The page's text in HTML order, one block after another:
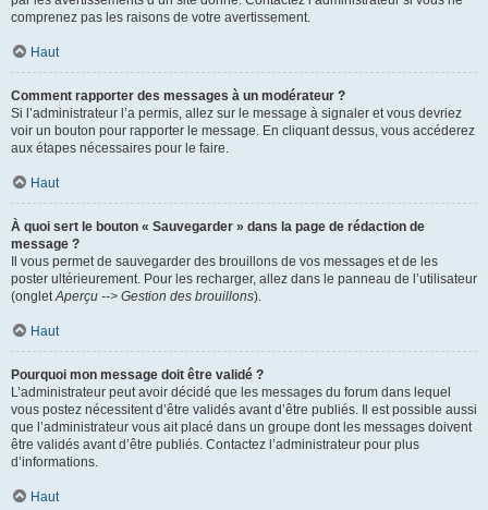
comprenez pas les raisons de votre avertissement.
Haut
Comment rapporter des messages à un modérateur ?
Si l’administrateur l’a permis, allez sur le message à signaler et vous devriez
voir un bouton pour rapporter le message. En cliquant dessus, vous accéderez
aux étapes nécessaires pour le faire.
Haut
À quoi sert le bouton « Sauvegarder » dans la page de rédaction de
message ?
Il vous permet de sauvegarder des brouillons de vos messages et de les
poster ultérieurement. Pour les recharger, allez dans le panneau de l’utilisateur
(ongletAperçu --> Gestion des brouillons).
Haut
Pourquoi mon message doit être validé ?
L’administrateur peut avoir décidé que les messages du forum dans lequel
vous postez nécessitent d’être validés avant d’être publiés. Il est possible aussi
que l’administrateur vous ait placé dans un groupe dont les messages doivent
être validés avant d’être publiés. Contactez l’administrateur pour plus
d’informations.
Haut